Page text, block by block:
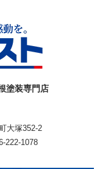
塗装専門店
大塚352-2
222-1078